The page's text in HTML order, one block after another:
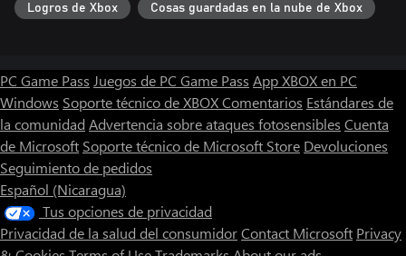
Logros de Xbox Cosas guardadas en la nube de Xbox
PC Game Pass Juegos de PC Game Pass App XBOX en PC
Windows Soporte técnico de XBOXComentarios Estándares de
la comunidad Advertencia sobre ataques fotosensibles Cuenta
de Microsoft Soporte técnico de Microsoft Store Devoluciones
Seguimiento de pedidos
Español (Nicaragua)
Tus opciones de privacidad
Privacidad de la salud del consumidorContact Microsoft Privacy